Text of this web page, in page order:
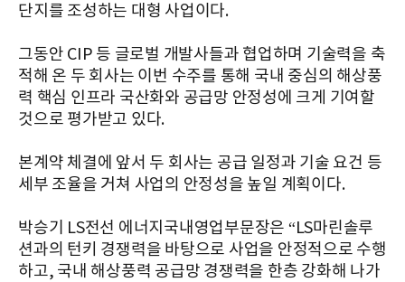
단지를 조성하는 대형 사업이다.
그동안 CIP 등 글로벌 개발사들과 협업하며 기술력을 축
적해 온 두 회사는 이번 수주를 통해 국내 중심의 해상풍
력 핵심 인프라 국산화와 공급망 안정성에 크게 기여할
것으로 평가받고 있다.
본계약 체결에 앞서 두 회사는 공급 일정과 기술 요건 등
세부 조율을 거쳐 사업의 안정성을 높일 계획이다.
박승기 LS전선 에너지국내영업부문장은 “LS마린솔루
션과의 턴키 경쟁력을 바탕으로 사업을 안정적으로 수행
하고, 국내 해상풍력 공급망 경쟁력을 한층 강화해 나가